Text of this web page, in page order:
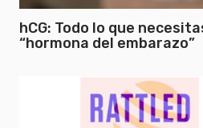
hCG: Todo lo que
“hormona del embarazo”